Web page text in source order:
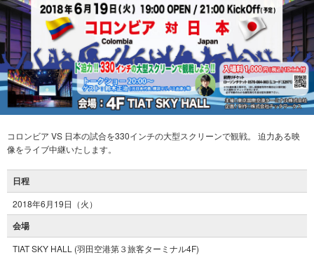
コロンビア VS 日本の試合を330インチの大型スクリーンで観戦。 迫力ある映
像をライブ中継いたします。
日程
2018年6月19日（火）
会場
TIAT SKY HALL (羽田空港第３旅客ターミナル4F)